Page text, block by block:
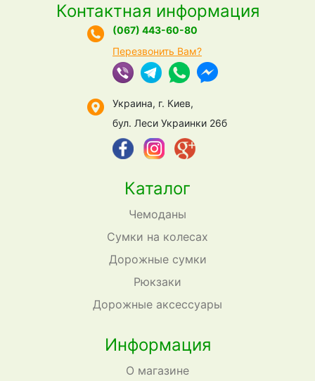
Каталог
Чемоданы
Сумки на колесах
Дорожные сумки
Рюкзаки
Дорожные аксессуары
Информация
О магазине
Контактная информация
(067) 443-60-80
Перезвонить Вам?
Украина, г. Киев,
бул. Леси Украинки 26б